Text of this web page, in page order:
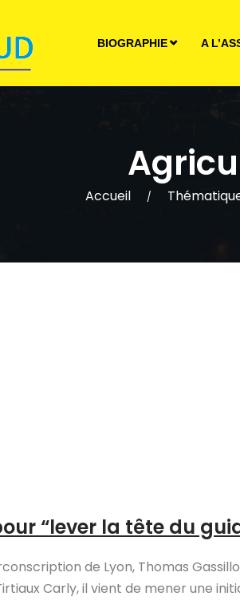
BIOGRAPHIE A
Accueil /
“lever la tête du
de Lyon, Thomas
Carly, il vient de mener une